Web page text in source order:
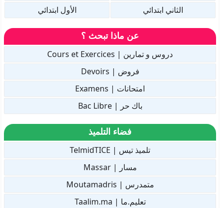
الثاني ابتدائي
الأول ابتدائي
عن ماذا تبحث ؟
دروس و تمارين | Cours et Exercices
فروض | Devoirs
امتحانات | Examens
باك حر | Bac Libre
فضاء التلميذ
تلميذ تيس | TelmidTICE
مسار | Massar
متمدرس | Moutamadris
تعليم.ما | Taalim.ma